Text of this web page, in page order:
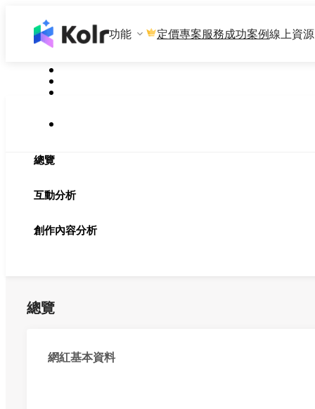
功能 定價專案服務成功案例線上資源
總覽
互動分析
創作內容分析
總覽
網紅基本資料